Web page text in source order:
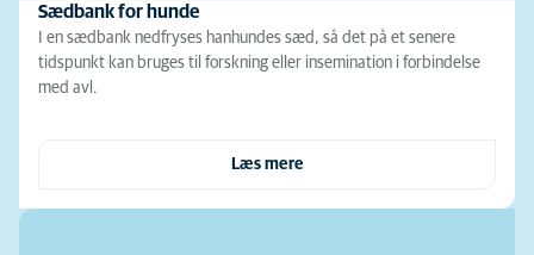
Sædbank for hunde
I en sædbank nedfryses hanhundes sæd, så det på et senere
tidspunkt kan bruges til forskning eller insemination i forbindelse
med avl.
Læs mere